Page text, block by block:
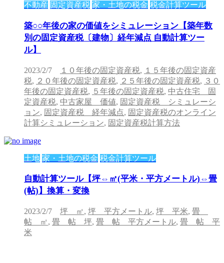
不動産 固定資産税 家・土地の税金 税金計算ツール
築○○年後の家の価値をシミュレーション【築年数
別の固定資産税〔建物〕経年減点 自動計算ツー
ル】
2023/2/7 １０年後の固定資産税, １５年後の固定資産
税, ２０年後の固定資産税, ２５年後の固定資産税, ３０
年後の固定資産税, ５年後の固定資産税, 中古住宅 固
定資産税, 中古家屋 価値, 固定資産税 シミュレーシ
ョン, 固定資産税 経年減点, 固定資産税のオンライン
計算シミュレーション, 固定資産税計算方法
土地 家・土地の税金 税金計算ツール
自動計算ツール【坪⇔㎡(平米・平方メートル)⇔畳
(帖)】換算・変換
2023/2/7 坪 ㎡, 坪 平方メートル, 坪 平米, 畳
帖 ㎡, 畳 帖 坪, 畳 帖 平方メートル, 畳 帖 平
米